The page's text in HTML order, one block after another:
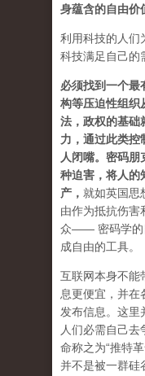
身蕴含的自由价
利用科技的人们
科技满足自己的
必须找到一个最
构等压迫性组织
法，政权的基础
力，通过此类控
人闭嘴。密码
种迫害，将人的
产 ， 就如英国思
由作为抵抗伤害
众—— 密码学的
成自由的工具。
互联网本身不能
息更便宜，并在
发布信息。这里
人们必需自己
命称之为“推特
并不是被一群硅